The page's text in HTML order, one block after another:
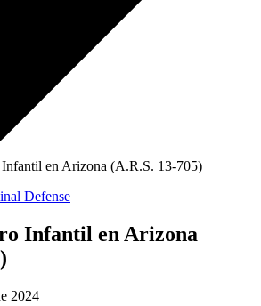
en Arizona (A.R.S. 13-705)
Defense
Infantil en Arizona
2024